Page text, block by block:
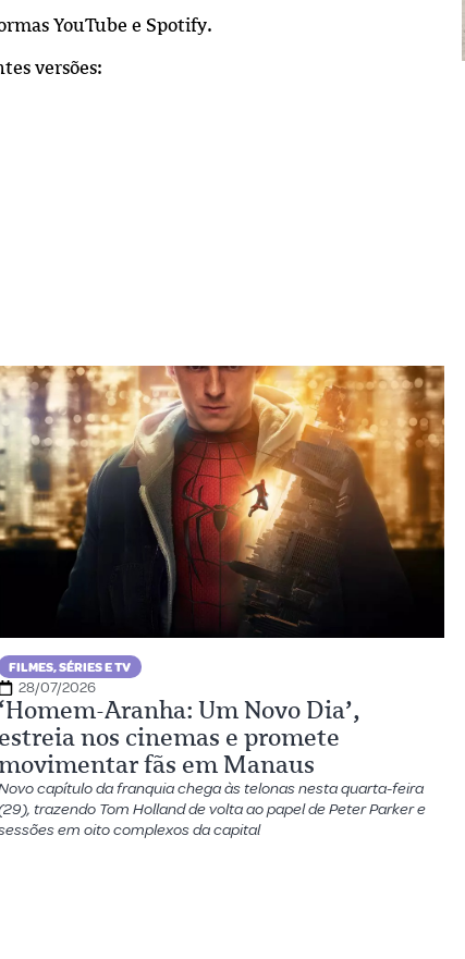
YouTube e Spotify.
versões:
FILMES, SÉRIES E TV
28/07/2026
‘Homem-Aranha: Um Novo Dia’,
estreia nos cinemas e promete
fãs em Manaus
capítulo da franquia chega às telonas nesta quarta-feira
trazendo Tom Holland de volta ao papel de Peter Parker e
em oito complexos da capital